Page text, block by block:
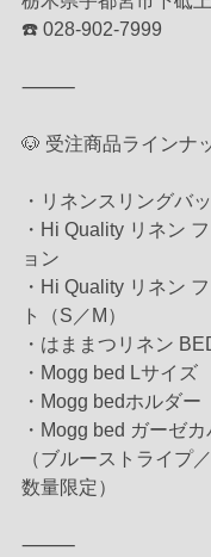
☎️ 028-902-7999
⸻
🐶 受注商品ラインナ
・リネンスリングバ
・Hi Quality リネン
ョン
・Hi Quality リネン
ト（S／M）
・はままつリネン
・Mogg bed Lサイズ
・Mogg bedホルダー
・Mogg bed ガーゼカ
（ブルーストライプ
数量限定）
⸻